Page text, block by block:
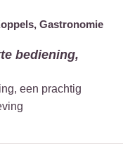
Gastronomie
bediening,
een prachtig